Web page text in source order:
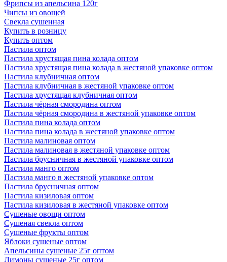
Фрипсы из апельсина 120г
Чипсы из овощей
Свекла сушенная
Купить в розницу
Купить оптом
Пастила оптом
Пастила хрустящая пина колада оптом
Пастила хрустящая пина колада в жестяной упаковке оптом
Пастила клубничная оптом
Пастила клубничная в жестяной упаковке оптом
Пастила хрустящая клубничная оптом
Пастила чёрная смородина оптом
Пастила чёрная смородина в жестяной упаковке оптом
Пастила пина колада оптом
Пастила пина колада в жестяной упаковке оптом
Пастила малиновая оптом
Пастила малиновая в жестяной упаковке оптом
Пастила брусничная в жестяной упаковке оптом
Пастила манго оптом
Пастила манго в жестяной упаковке оптом
Пастила брусничная оптом
Пастила кизиловая оптом
Пастила кизиловая в жестяной упаковке оптом
Сушеные овощи оптом
Сушеная свекла оптом
Сушеные фрукты оптом
Яблоки сушеные оптом
Апельсины сушеные 25г оптом
Лимоны сушеные 25г оптом